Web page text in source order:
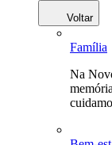
Voltar
Família
Na